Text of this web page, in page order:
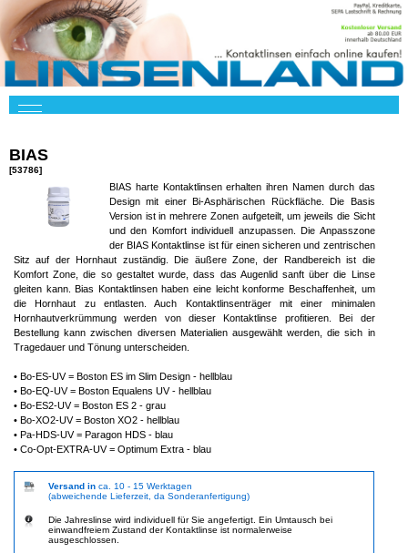
BIAS
[53786]
BIAS harte Kontaktlinsen erhalten ihren Namen durch das
Design mit einer Bi-Asphärischen Rückfläche. Die Basis
Version ist in mehrere Zonen aufgeteilt, um jeweils die Sicht
und den Komfort individuell anzupassen. Die Anpasszone
der BIAS Kontaktlinse ist für einen sicheren und zentrischen
Sitz auf der Hornhaut zuständig. Die äußere Zone, der Randbereich ist die
Komfort Zone, die so gestaltet wurde, dass das Augenlid sanft über die Linse
gleiten kann. Bias Kontaktlinsen haben eine leicht konforme Beschaffenheit, um
die Hornhaut zu entlasten. Auch Kontaktlinsenträger mit einer minimalen
Hornhautverkrümmung werden von dieser Kontaktlinse profitieren. Bei der
Bestellung kann zwischen diversen Materialien ausgewählt werden, die sich in
Tragedauer und Tönung unterscheiden.
• Bo-ES-UV = Boston ES im Slim Design - hellblau
• Bo-EQ-UV = Boston Equalens UV - hellblau
• Bo-ES2-UV = Boston ES 2 - grau
• Bo-XO2-UV = Boston XO2 - hellblau
• Pa-HDS-UV = Paragon HDS - blau
• Co-Opt-EXTRA-UV = Optimum Extra - blau
Versand in ca. 10 - 15 Werktagen
(abweichende Lieferzeit, da Sonderanfertigung)
Die Jahreslinse wird individuell für Sie angefertigt. Ein Umtausch bei
einwandfreiem Zustand der Kontaktlinse ist normalerweise
ausgeschlossen.